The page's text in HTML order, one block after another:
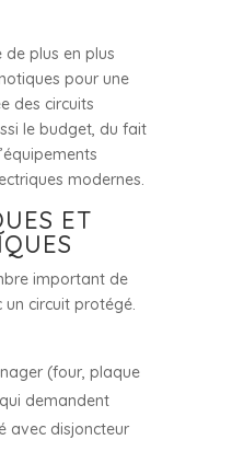
plus en plus
pour une
des circuits
le budget, du fait
modernes.
ET
important de
un circuit protégé.
(four, plaque
demandent
avec disjoncteur